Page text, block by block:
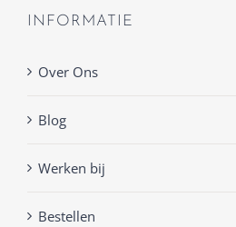
INFORMATIE
Over Ons
Blog
Werken bij
Bestellen